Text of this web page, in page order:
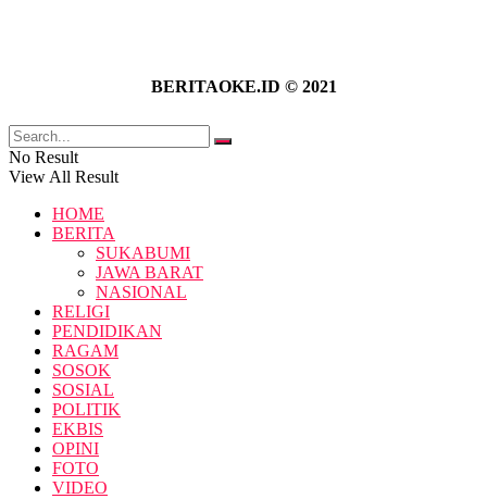
BERITAOKE.ID © 2021
No Result
View All Result
HOME
BERITA
SUKABUMI
JAWA BARAT
NASIONAL
RELIGI
PENDIDIKAN
RAGAM
SOSOK
SOSIAL
POLITIK
EKBIS
OPINI
FOTO
VIDEO